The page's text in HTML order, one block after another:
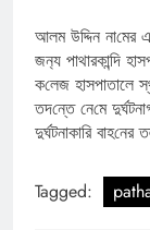
আলম উ‌দ্দিন না‌মের
জন‌্য পাথারকা‌ন্দি
ক‌লেজ হাসপাতালে
তদ‌ন্তে নে‌মে
দুর্ঘটনাকা‌রি
Tagged: